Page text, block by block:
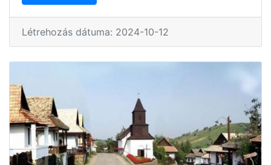
Létrehozás dátuma: 2024-10-12